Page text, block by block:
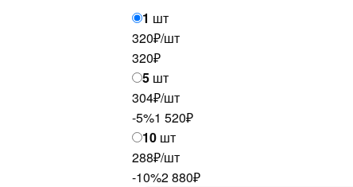
1 шт
320₽/шт
320₽
5 шт
304₽/шт
-5%1 520₽
10 шт
288₽/шт
-10%2 880₽